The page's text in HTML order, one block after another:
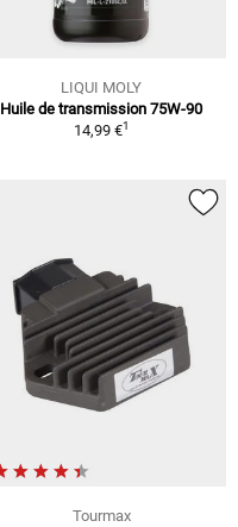
LIQUI MOLY
Huile de transmission 75W-90
14,99 €1
Tourmax